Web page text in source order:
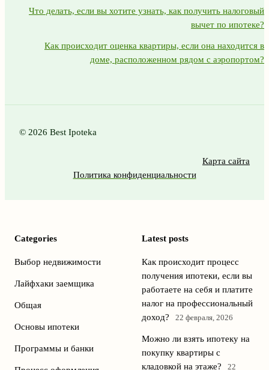
Что делать, если вы хотите узнать, как получить налоговый
вычет по ипотеке?
Как происходит оценка квартиры, если она находится в
доме, расположенном рядом с аэропортом?
© 2026 Best Ipoteka
Карта сайта
Политика конфиденциальности
Categories
Выбор недвижимости
Лайфхаки заемщика
Общая
Основы ипотеки
Программы и банки
Latest posts
Как происходит процесс
получения ипотеки, если вы
работаете на себя и платите
налог на профессиональный
доход?
22 февраля, 2026
Можно ли взять ипотеку на
покупку квартиры с
кладовкой на этаже?
22